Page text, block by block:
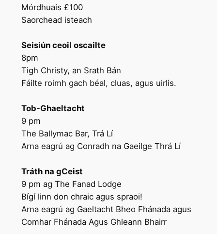
Mórdhuais £100
Saorchead isteach
Seisiún ceoil oscailte
8pm
Tigh Christy, an Srath Bán
Fáilte roimh gach béal, cluas, agus uirlis.
Tob-Ghaeltacht
9 pm
The Ballymac Bar, Trá Lí
Arna eagrú ag Conradh na Gaeilge Thrá Lí
Tráth na gCeist
9 pm ag The Fanad Lodge
Bígí linn don chraic agus spraoi!
Arna eagrú ag Gaeltacht Bheo Fhánada agus
Comhar Fhánada Agus Ghleann Bhairr